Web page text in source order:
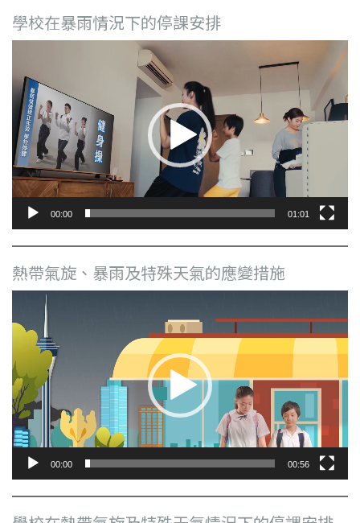
學校在暴雨情況下的停課安排
播
放
器
00:00 01:01
熱帶氣旋、暴雨及特殊天氣的應變措施
訊
放
器
00:00 00:56